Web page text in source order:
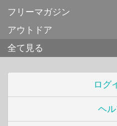
フリーマガジン
アウトドア
全て見る
ログ
ヘ